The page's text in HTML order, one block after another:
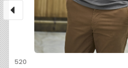
520